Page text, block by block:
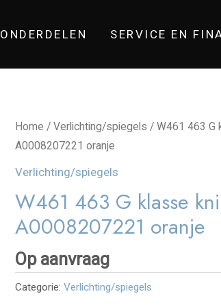
ONDERDELEN SERVICE EN
Home /Verlichting/spiegels / W461 463 G
A0008207221 oranje
Verlichting/spiegels
W461 463 G klasse
A0008207221 oranje
Op aanvraag
Categorie:Verlichting/spiegels